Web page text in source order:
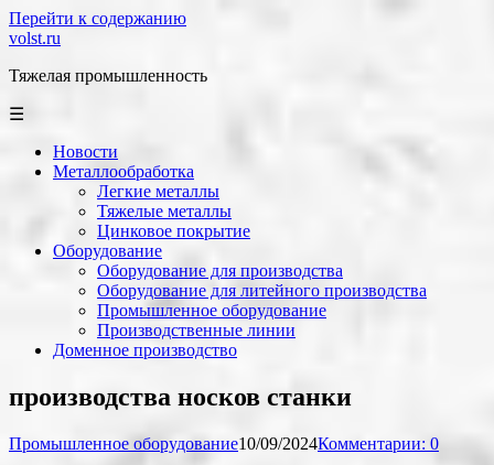
Перейти к содержанию
volst.ru
Тяжелая промышленность
☰
Новости
Металлообработка
Легкие металлы
Тяжелые металлы
Цинковое покрытие
Оборудование
Оборудование для производства
Оборудование для литейного производства
Промышленное оборудование
Производственные линии
Доменное производство
производства носков станки
Промышленное оборудование10/09/2024Комментарии: 0